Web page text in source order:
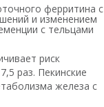
ферритина с
и изменением
с тельцами
риск
раз. Пекинские
железа с